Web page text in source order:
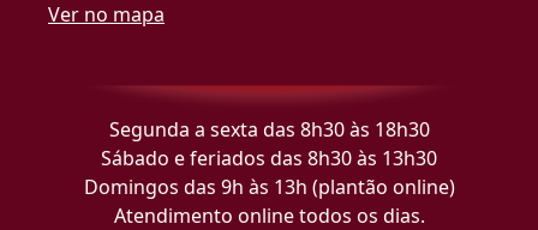
Ver no mapa
Segunda a sexta das 8h30 às 18h30
Sábado e feriados das 8h30 às 13h30
Domingos das 9h às 13h (plantão online)
Atendimento online todos os dias.